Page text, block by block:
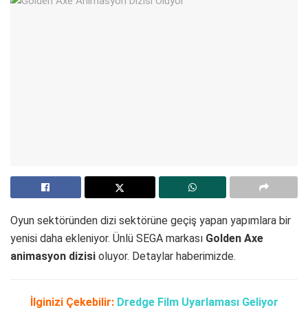
Oyun sektöründen dizi sektörüne geçiş yapan yapımlara bir
yenisi daha ekleniyor. Ünlü SEGA markası Golden Axe
animasyon dizisi oluyor. Detaylar haberimizde.
İlginizi Çekebilir: Dredge Film Uyarlaması Geliyor